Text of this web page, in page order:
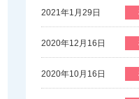
2021年1月29日
2020年12月16日
2020年10月16日